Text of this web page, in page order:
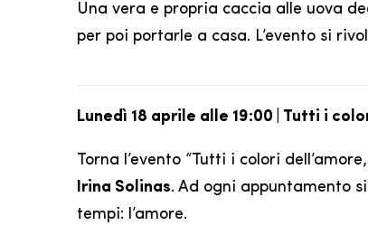
Una vera e propria caccia alle uova
per poi portarle a casa. L’evento si
Lunedì 18 aprile alle 19:00 | Tutti i
Torna l’evento “Tutti i colori
Irina Solinas. Ad ogni appuntamento
tempi: l’amore.